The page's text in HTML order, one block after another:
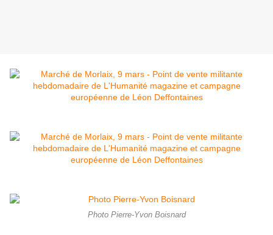
Photo Pierre-Yvon Boisnard